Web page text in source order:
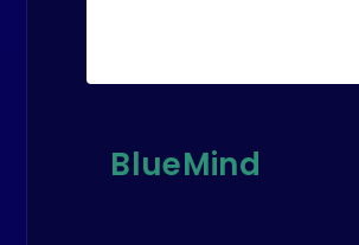
BlueMind